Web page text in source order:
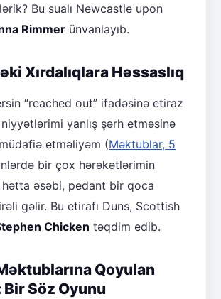
Bu sualı Newcastle upon
Rimmer ünvanlayıb.
Xırdalıqlara Həssaslıq
“reached out” ifadəsinə etiraz
yanlış şərh etməsinə
etməliyəm (Məktublar, 5
bir çox hərəkətlərimin
hətta əsəbi, pedant bir qoca
gəlir. Bu etirafı Duns, Scottish
Chicken təqdim edib.
Qoyulan
Bir Söz Oyunu